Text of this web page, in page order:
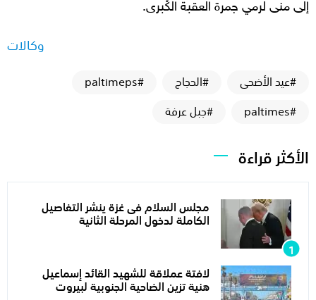
وكالات
#عيد الأضحى #الحجاج
#paltimeps
#paltimes
#جبل عرفة
الأكثر قراءة
مجلس السلام فى غزة ينشر التفاصيل
الكاملة لدخول المرحلة الثانية
لافتة عملاقة للشهيد القائد إسماعيل
هنية تزين الضاحية الجنوبية لبيروت